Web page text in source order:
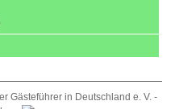
Gästeführer in Deutschland e. V. -